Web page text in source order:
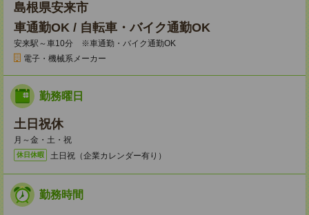
島根県安来市
車通勤OK / 自転車・バイク通勤OK
安来駅～車10分 ※車通勤・バイク通勤OK
電子・機械系メーカー
勤務曜日
土日祝休
月～金・土・祝
休日休暇 土日祝（企業カレンダー有り）
勤務時間